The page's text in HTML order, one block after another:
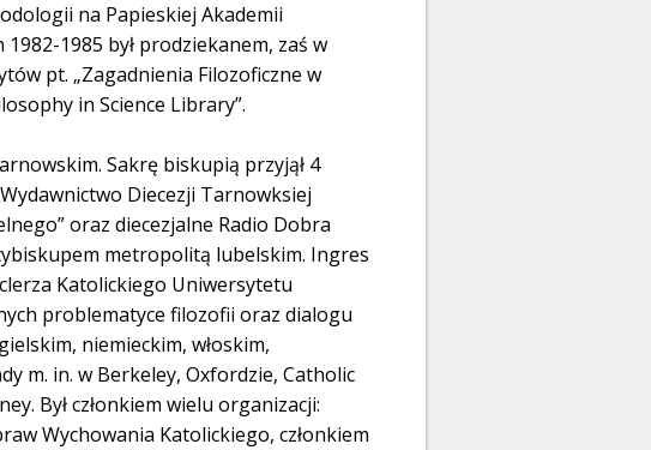
na Papieskiej Akademii
1985 był prodziekanem, zaś w
pt. „Zagadnienia Filozoficzne w
in Science Library”.
Sakrę biskupią przyjął 4
Diecezji Tarnowksiej
oraz diecezjalne Radio Dobra
metropolitą lubelskim. Ingres
Katolickiego Uniwersytetu
problematyce filozofii oraz dialogu
niemieckim, włoskim,
m. in. w Berkeley, Oxfordzie, Catholic
Był członkiem wielu organizacji:
Wychowania Katolickiego, członkiem